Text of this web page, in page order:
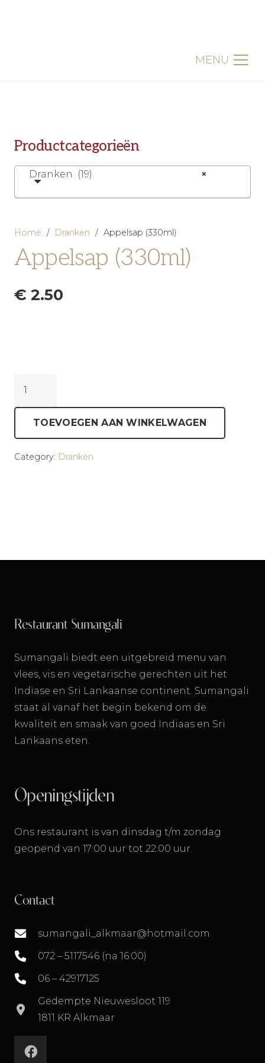
MENU
Productcategorieën
×
Dranken (19)
Home / Dranken / Appelsap (330ml)
Appelsap (330ml)
€ 2.50
TOEVOEGEN AAN WINKELWAGEN
Category: Dranken
Restaurant Sumangali
Sumangali biedt een uitgebreid menu van
vlees, vis en vegetarische gerechten uit het
Indiase en Sri Lankaanse continent. Sumangali
staat al vanaf het begin bekend om de
kwaliteit en smaak van goed Indiaas en Sri
Lankaans eten.
Openingstijden
Ons restaurant is van dinsdag t/m zondag
geopend van 17:00 uur tot 22:00 uur.
Contact
sumangali_alkmaar@hotmail.com
072 – 5117546 (na 16:00)
06 – 42917125
Gedempte Nieuwesloot 119
1811 KR Alkmaar